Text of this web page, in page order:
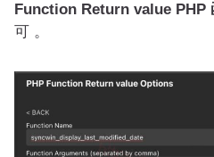
Function Return value PHP
可 。